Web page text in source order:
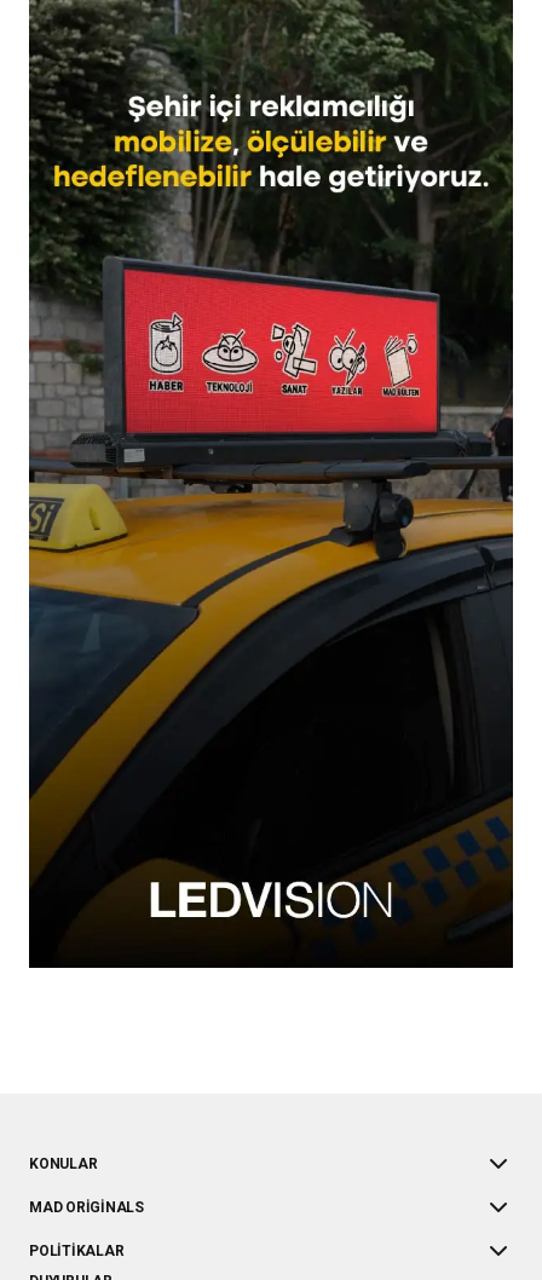
KONULAR
MAD ORIGINALS
POLITIKALAR